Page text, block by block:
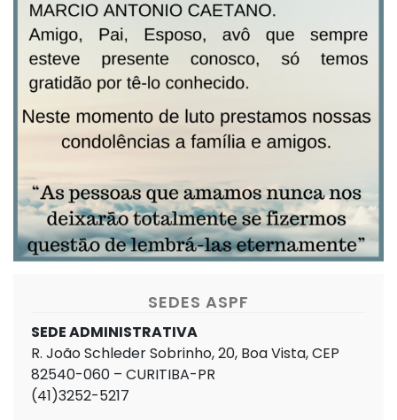
SEDES ASPF
SEDE ADMINISTRATIVA
R. João Schleder Sobrinho, 20, Boa Vista, CEP
82540-060 – CURITIBA-PR
(41)3252-5217